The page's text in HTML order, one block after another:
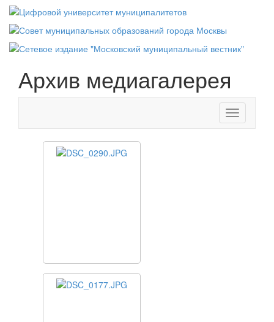
Архив медиагалерея